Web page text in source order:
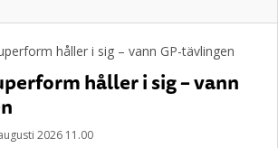
håller i sig – vann
2026 11.00